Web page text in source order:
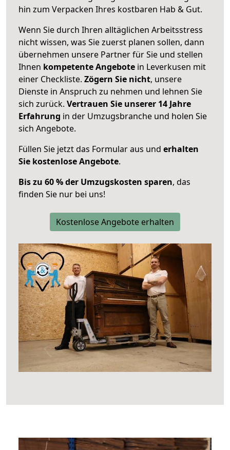
hin zum Verpacken Ihres kostbaren Hab & Gut.
Wenn Sie durch Ihren alltäglichen Arbeitsstress
nicht wissen, was Sie zuerst planen sollen, dann
übernehmen unsere Partner für Sie und stellen
Ihnen kompetente Angebote in Leverkusen mit
einer Checkliste. Zögern Sie nicht, unsere
Dienste in Anspruch zu nehmen und lehnen Sie
sich zurück. Vertrauen Sie unserer 14 Jahre
Erfahrung in der Umzugsbranche und holen Sie
sich Angebote.
Füllen Sie jetzt das Formular aus und erhalten
Sie kostenlose Angebote.
Bis zu 60 % der Umzugskosten sparen, das
finden Sie nur bei uns!
Kostenlose Angebote erhalten